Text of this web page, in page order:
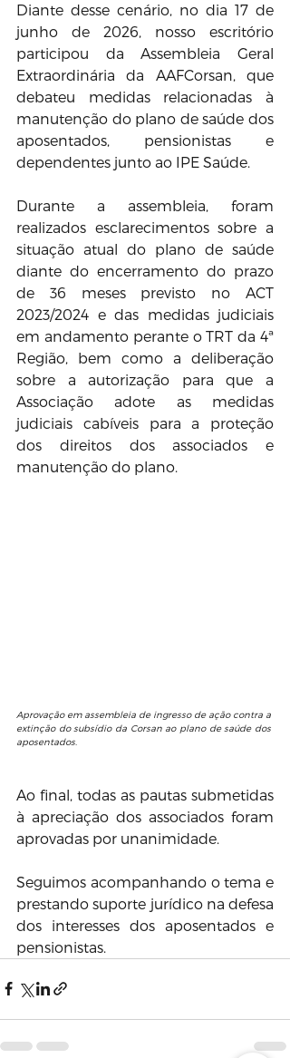
Diante desse cenário, no dia 17 de
junho de 2026, nosso escritório
participou da Assembleia Geral
Extraordinária da AAFCorsan, que
debateu medidas relacionadas à
manutenção do plano de saúde dos
aposentados, pensionistas e
dependentes junto ao IPE Saúde.
Durante a assembleia, foram
realizados esclarecimentos sobre a
situação atual do plano de saúde
diante do encerramento do prazo
de 36 meses previsto no ACT
2023/2024 e das medidas judiciais
em andamento perante o TRT da 4ª
Região, bem como a deliberação
sobre a autorização para que a
Associação adote as medidas
judiciais cabíveis para a proteção
dos direitos dos associados e
manutenção do plano.
Aprovação em assembleia de ingresso de ação contra a
extinção do subsídio da Corsan ao plano de saúde dos
aposentados.
Ao final, todas as pautas submetidas
à apreciação dos associados foram
aprovadas por unanimidade.
Seguimos acompanhando o tema e
prestando suporte jurídico na defesa
dos interesses dos aposentados e
pensionistas.